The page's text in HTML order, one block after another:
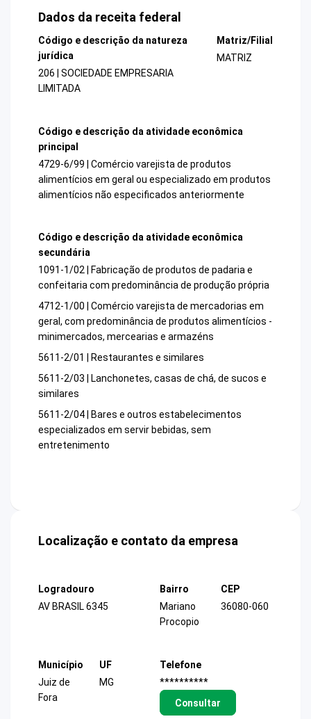
Dados da receita federal
Código e descrição da natureza
jurídica
206 | SOCIEDADE EMPRESARIA
LIMITADA
Matriz/Filial
MATRIZ
Código e descrição da atividade econômica
principal
4729-6/99 | Comércio varejista de produtos
alimentícios em geral ou especializado em produtos
alimentícios não especificados anteriormente
Código e descrição da atividade econômica
secundária
1091-1/02 | Fabricação de produtos de padaria e
confeitaria com predominância de produção própria
4712-1/00 | Comércio varejista de mercadorias em
geral, com predominância de produtos alimentícios -
minimercados, mercearias e armazéns
5611-2/01 | Restaurantes e similares
5611-2/03 | Lanchonetes, casas de chá, de sucos e
similares
5611-2/04 | Bares e outros estabelecimentos
especializados em servir bebidas, sem
entretenimento
Localização e contato da empresa
Logradouro
AV BRASIL 6345
Bairro
Mariano
Procopio
CEP
36080-060
Município
Juiz de
Fora
UF
MG
Telefone
**********
Consultar